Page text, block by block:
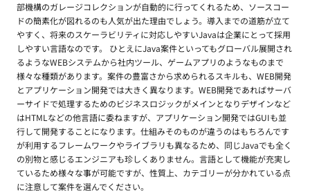
部機構のガレージコレクションが自動的に行ってくれるため、ソースコー
ドの簡素化が図れるのも人気が出た理由でしょう。導入までの道筋が立て
やすく、将来のスケーラビリティに対応しやすいJavaは企業にとって採用
しやすい言語なのです。 ひとえにJava案件といってもグローバル展開され
るようなWEBシステムから社内ツール、ゲームアプリのようなものまで
様々な種類があります。案件の豊富さから求められるスキルも、WEB開発
とアプリケーション開発では大きく異なります。WEB開発であればサーバ
ーサイドで処理するためのビジネスロジックがメインとなりデザインなど
はHTMLなどの他言語に委ねますが、アプリケーション開発ではGUIも並
行して開発することになります。仕組みそのものが違うのはもちろんです
が利用するフレームワークやライブラリも異なるため、同じJavaでも全く
の別物と感じるエンジニアも珍しくありません。言語として機能が充実し
ているため様々な事が可能ですが、性質上、カテゴリーが分かれている点
に注意して案件を選んでください。